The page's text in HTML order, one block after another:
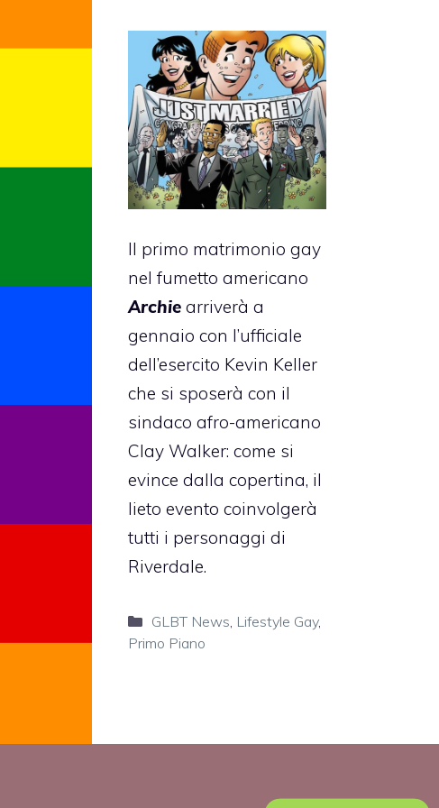
Il primo matrimonio gay
nel fumetto americano
Archie arriverà a
gennaio con l’ufficiale
dell’esercito Kevin Keller
che si sposerà con il
sindaco afro-americano
Clay Walker: come si
evince dalla copertina, il
lieto evento coinvolgerà
tutti i personaggi di
Riverdale.
Categorie
GLBT News Lifestyle Gay,
Primo Piano